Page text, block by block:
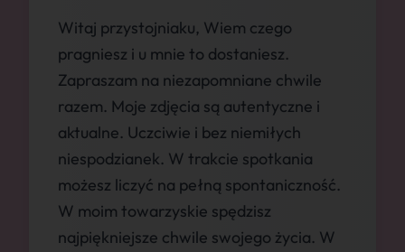
Witaj przystojniaku, Wiem czego
pragniesz i u mnie to dostaniesz.
Zapraszam na niezapomniane chwile
razem. Moje zdjęcia są autentyczne i
aktualne. Uczciwie i bez niemiłych
niespodzianek. W trakcie spotkania
możesz liczyć na pełną spontaniczność.
W moim towarzyskie spędzisz
najpiękniejsze chwile swojego życia. W